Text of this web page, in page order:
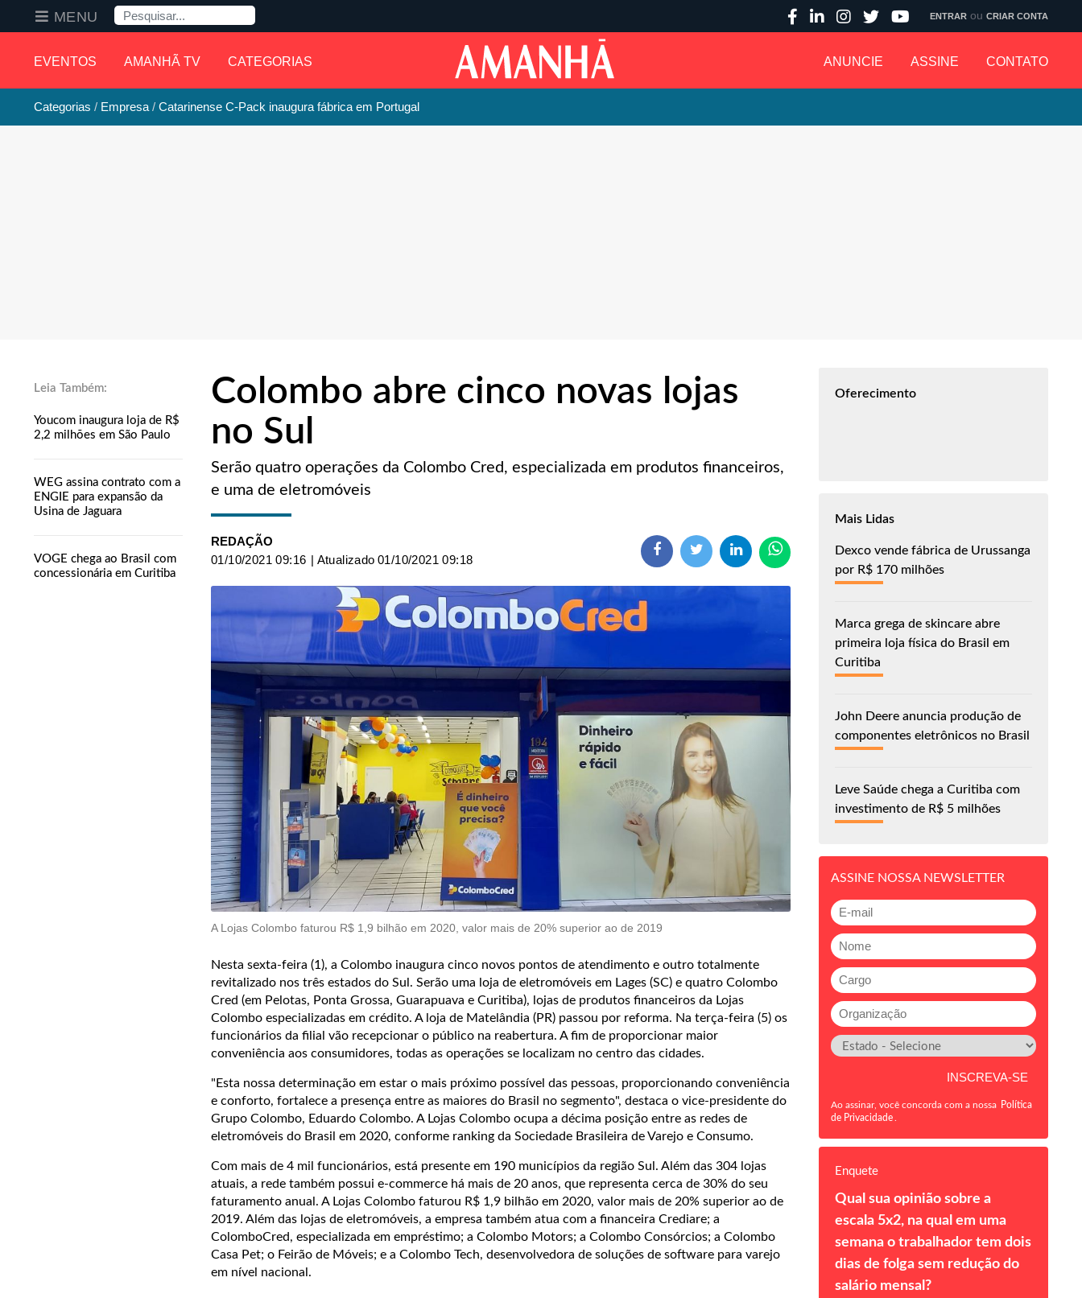
EVENTOS AMANHÃ TV CATEGORIAS ANUNCIE ASSINE CONTATO
MENU Pesquisa ENTRAR ou CRIAR CONTA
Categorias Empresa Catarinense C-Pack inaugura fábrica em Portugal
Youcom inaugura loja de R$
2,2 milhões em São Paulo
WEG assina contrato com a
ENGIE para expansão da
Usina de Jaguara
VOGE chega ao Brasil com
concessionária em Curitiba
Colombo abre cinco novas lojas
no Sul
Serão quatro operações da Colombo Cred, especializada em produtos financeiros,
e uma de eletromóveis
REDAÇÃO
01/10/2021 09:16 | Atualizado 01/10/2021 09:18
A Lojas Colombo faturou R$ 1,9 bilhão em 2020, valor mais de 20% superior ao de 2019
Nesta sexta-feira (1), a Colombo inaugura cinco novos pontos de atendimento e outro totalmente
revitalizado nos três estados do Sul. Serão uma loja de eletromóveis em Lages (SC) e quatro Colombo
Cred (em Pelotas, Ponta Grossa, Guarapuava e Curitiba), lojas de produtos financeiros da Lojas
Colombo especializadas em crédito. A loja de Matelândia (PR) passou por reforma. Na terça-feira (5) os
funcionários da filial vão recepcionar o público na reabertura. A fim de proporcionar maior
conveniência aos consumidores, todas as operações se localizam no centro das cidades.
"Esta nossa determinação em estar o mais próximo possível das pessoas, proporcionando conveniência
e conforto, fortalece a presença entre as maiores do Brasil no segmento", destaca o vice-presidente do
Grupo Colombo, Eduardo Colombo. A Lojas Colombo ocupa a décima posição entre as redes de
eletromóveis do Brasil em 2020, conforme ranking da Sociedade Brasileira de Varejo e Consumo.
Com mais de 4 mil funcionários, está presente em 190 municípios da região Sul. Além das 304 lojas
atuais, a rede também possui e-commerce há mais de 20 anos, que representa cerca de 30% do seu
faturamento anual. A Lojas Colombo faturou R$ 1,9 bilhão em 2020, valor mais de 20% superior ao de
2019. Além das lojas de eletromóveis, a empresa também atua com a financeira Crediare; a
ColomboCred, especializada em empréstimo; a Colombo Motors; a Colombo Consórcios; a Colombo
Casa Pet; o Feirão de Móveis; e a Colombo Tech, desenvolvedora de soluções de software para varejo
em nível nacional.
Oferecimento
Mais Lidas
Dexco vende fábrica de Urussanga
por R$ 170 milhões
Marca grega de skincare abre
primeira loja física do Brasil em
Curitiba
John Deere anuncia produção de
componentes eletrônicos no Brasil
Leve Saúde chega a Curitiba com
investimento de R$ 5 milhões
ASSINE NOSSA NEWSLETTER
Ao assinar, você concorda com a nossa Política
de Privacidade
Enquete
Qual sua opinião sobre a
escala 5x2, na qual em uma
semana o trabalhador tem dois
dias de folga sem redução do
salário mensal?